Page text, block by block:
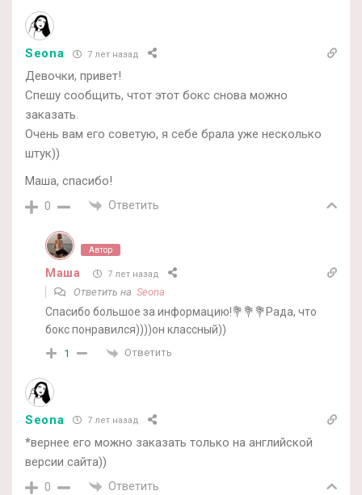
Seona 7 лет назад
Девочки, привет!
Спешу сообщить, чтот этот бокс снова можно
заказать.
Очень вам его советую, я себе брала уже несколько
штук))
Маша, спасибо!
0 Ответить
Автор
Маша 7 лет назад
Ответить на Seona
Спасибо большое за информацию!💐💐💐Рада, что
бокс понравился))))он классный))
1 Ответить
Seona 7 лет назад
*вернее его можно заказать только на английской
версии сайта))
0 Ответить